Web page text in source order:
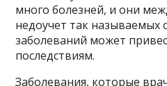
много болезней, и они
недоучет так называемых
заболеваний может
последствиям.
Заболевания, которые